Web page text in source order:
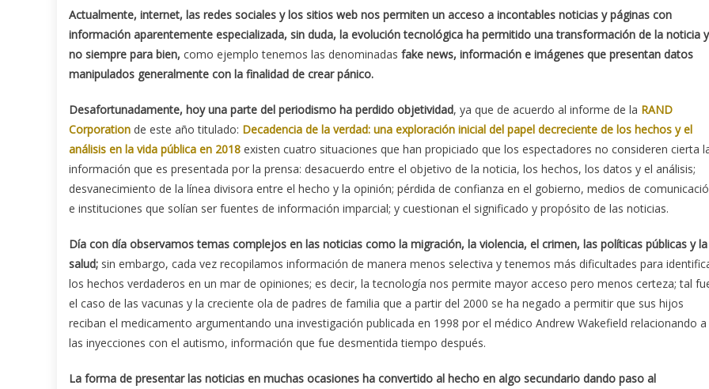
Actualmente, internet, las redes sociales y los sitios web nos permiten un acceso a incontables noticias y páginas con
información aparentemente especializada, sin duda, la evolución tecnológica ha permitido una transformación de la noticia y
no siempre para bien, como ejemplo tenemos las denominadas fake news, información e imágenes que presentan datos
manipulados generalmente con la finalidad de crear pánico.
Desafortunadamente, hoy una parte del periodismo ha perdido objetividad, ya que de acuerdo al informe de la RAND
Corporation de este año titulado: Decadencia de la verdad: una exploración inicial del papel decreciente de los hechos y el
análisis en la vida pública en 2018 existen cuatro situaciones que han propiciado que los espectadores no consideren cierta
información que es presentada por la prensa: desacuerdo entre el objetivo de la noticia, los hechos, los datos y el análisis;
desvanecimiento de la línea divisora entre el hecho y la opinión; pérdida de confianza en el gobierno, medios de
e instituciones que solían ser fuentes de información imparcial; y cuestionan el significado y propósito de las noticias.
Día con día observamos temas complejos en las noticias como la migración, la violencia, el crimen, las políticas públicas y la
salud; sin embargo, cada vez recopilamos información de manera menos selectiva y tenemos más dificultades para
los hechos verdaderos en un mar de opiniones; es decir, la tecnología nos permite mayor acceso pero menos certeza; tal
el caso de las vacunas y la creciente ola de padres de familia que a partir del 2000 se ha negado a permitir que sus hijos
reciban el medicamento argumentando una investigación publicada en 1998 por el médico Andrew Wakefield relacionando a
las inyecciones con el autismo, información que fue desmentida tiempo después.
La forma de presentar las noticias en muchas ocasiones ha convertido al hecho en algo secundario dando paso al